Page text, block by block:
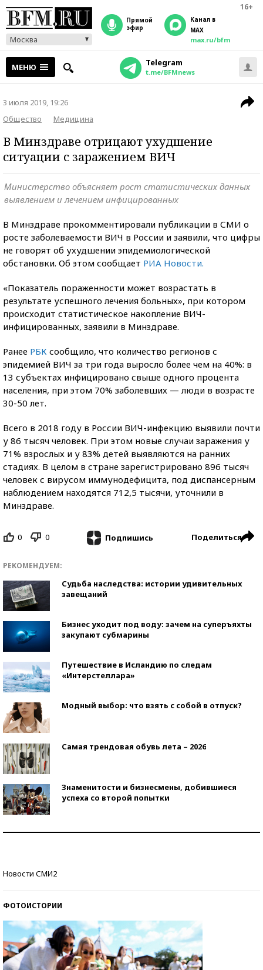
16+
Москва
прямой
эфир
Канал в
MAX
max.ru/bfm
МЕНЮ Telegram
t.me/BFMnews
3 июля 2019, 19:26
Общество
Медицина
В Минздраве отрицают ухудшение
ситуации с заражением ВИЧ
Министерство объясняет рост статистических данных
выявлением и лечением инфицированных
В Минздраве прокомментировали публикации в СМИ о
росте заболеваемости ВИЧ в России и заявили, что цифры
не говорят об ухудшении эпидемиологической
обстановки. Об этом сообщает РИА Новости.
«Показатель пораженности может возрастать в
результате успешного лечения больных», при котором
происходит статистическое накопление ВИЧ-
инфицированных, заявили в Минздраве.
Ранее РБК сообщило, что количество регионов с
эпидемией ВИЧ за три года выросло более чем на 40%: в
13 субъектах инфицировано свыше одного процента
населения, при этом 70% заболевших — люди в возрасте
30-50 лет.
Всего в 2018 году в России ВИЧ-инфекцию выявили почти
у 86 тысяч человек. При этом новые случаи заражения у
71% взрослых и у 83% детей выявляются на ранних
стадиях. В целом в стране зарегистрировано 896 тысяч
человек с вирусом иммунодефицита, под диспансерным
наблюдением находятся 712,5 тысячи, уточнили в
Минздраве.
0 0 Подпишись Поделиться
РЕКОМЕНДУЕМ:
Судьба наследства: истории удивительных
завещаний
Бизнес уходит под воду: зачем на суперъяхты
закупают субмарины
Путешествие в Исландию по следам
«Интерстеллара»
Модный выбор: что взять с собой в отпуск?
Самая трендовая обувь лета – 2026
Знаменитости и бизнесмены, добившиеся
успеха со второй попытки
Новости СМИ2
ФОТОИСТОРИИ